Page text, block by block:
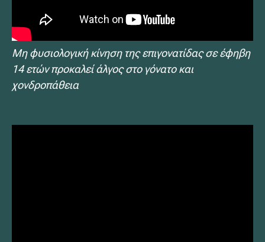
Μη φυσιολογική κίνηση της επιγονατίδας σε έφηβη
14 ετών προκαλεί άλγος στο γόνατο και
χονδροπάθεια